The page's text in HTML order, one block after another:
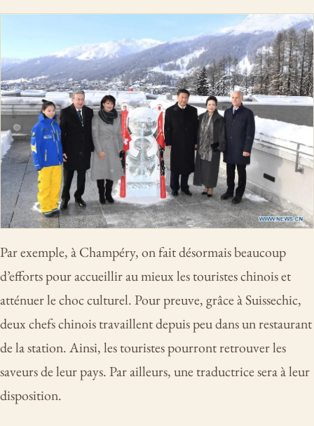
Par exemple, à Champéry, on fait désormais beaucoup
d’efforts pour accueillir au mieux les touristes chinois et
atténuer le choc culturel. Pour preuve, grâce à Suissechic,
deux chefs chinois travaillent depuis peu dans un restaurant
de la station. Ainsi, les touristes pourront retrouver les
saveurs de leur pays. Par ailleurs, une traductrice sera à leur
disposition.